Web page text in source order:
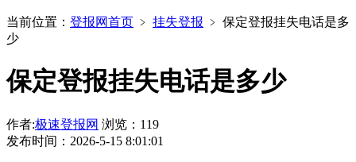
当前位置： 登报网首页 ﹥ 挂失登报 ﹥ 保定登报挂失电话是多
少
保定登报挂失电话是多少
作者:极速登报网 浏览：119
发布时间：2026-5-15 8:01:01